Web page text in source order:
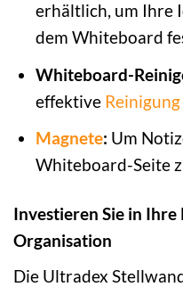
erhältlich, um Ihre
dem Whiteboard
Whiteboard-
effektive Reinigung
Magnete: Um
Whiteboard-Seite
Investieren Sie in
Organisation
Die Ultradex